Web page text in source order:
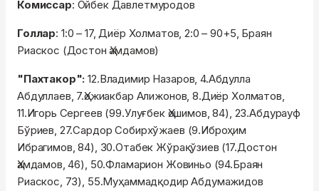
Комиссар: Ойбек Давлетмуродов
Голлар: 1:0 – 17, Диёр Холматов, 2:0 – 90+5, Браян
Риаскос (Достон Ҳамдамов)
"Пахтакор":12.Владимир Назаров, 4.Абдулла
Абдуллаев, 7.Ҳожиакбар Алижонов, 8.Диёр Холматов,
11.Игорь Сергеев (99.Улуғбек Ҳошимов, 84), 23.Абдурауф
Бўриев, 27.Сардор Собирхўжаев (9.Иброҳим
Ибрагимов, 84), 30.Отабек Жўрақўзиев (17.Достон
Ҳамдамов, 46), 50.Фламарион Жовиньо (94.Браян
Риаскос, 73), 55.Муҳаммадқодир Абдумажидов